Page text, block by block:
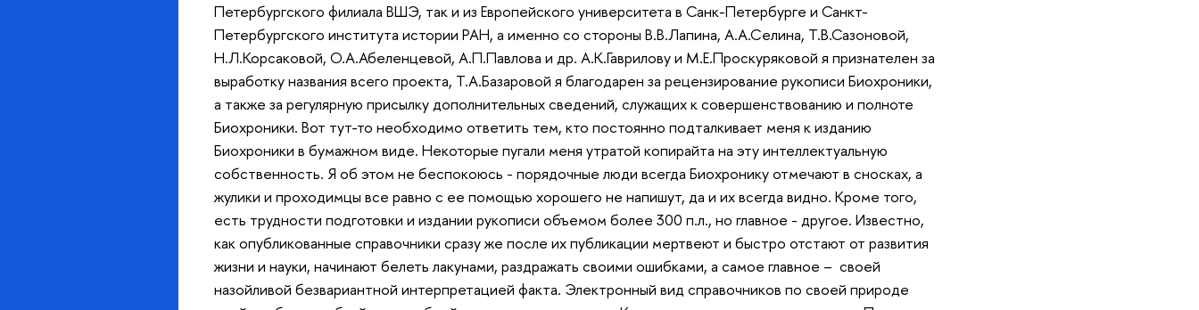
Петербургского филиала ВШЭ, так и из Европейского университета в Санк-Петербурге и Санкт-
Петербургского института истории РАН, а именно со стороны В.В.Лапина, А.А.Селина, Т.В.Сазоновой,
Н.Л.Корсаковой, О.А.Абеленцевой, А.П.Павлова и др. А.К.Гаврилову и М.Е.Проскуряковой я признателен за
выработку названия всего проекта, Т.А.Базаровой я благодарен за рецензирование рукописи Биохроники,
а также за регулярную присылку дополнительных сведений, служащих к совершенствованию и полноте
Биохроники. Вот тут-то необходимо ответить тем, кто постоянно подталкивает меня к изданию
Биохроники в бумажном виде. Некоторые пугали меня утратой копирайта на эту интеллектуальную
собственность. Я об этом не беспокоюсь - порядочные люди всегда Биохронику отмечают в сносках, а
жулики и проходимцы все равно с ее помощью хорошего не напишут, да и их всегда видно. Кроме того,
есть трудности подготовки и издании рукописи объемом более 300 п.л., но главное - другое. Известно,
как опубликованные справочники сразу же после их публикации мертвеют и быстро отстают от развития
жизни и науки, начинают белеть лакунами, раздражать своими ошибками, а самое главное – своей
назойливой безвариантной интерпретацией факта. Электронный вид справочников по своей природе